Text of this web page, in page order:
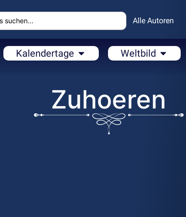
Alle Autoren
Kalendertage Weltbild
Zuhoeren